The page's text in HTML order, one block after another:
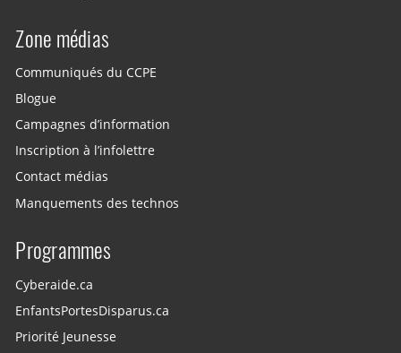
Zone médias
Communiqués du CCPE
Blogue
Campagnes d’information
Inscription à l’infolettre
Contact médias
Manquements des technos
Programmes
Cyberaide.ca
EnfantsPortesDisparus.ca
Priorité Jeunesse